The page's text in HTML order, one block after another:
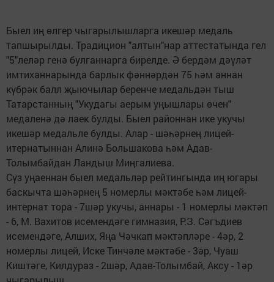
Быел иң өлгер чыгарылышларга икешәр медаль
тапшырылды. Традицион "алтын"нар аттестатында гел
"5"леләр генә булганнарга бирелде. Ә бердәм дәүләт
имтиханнарында барлык фәннәрдән 75 һәм аннан
күбрәк балл җыючылар беренче медальдән тыш
Татарстанның "Укудагы аерым уңышлары өчен"
медаленә дә лаек булды. Быел районнан ике укучы
икешәр медальле булды. Алар - шәһәрнең лицей-
итернатыннан Алинә Большакова һәм Адав-
Толымбайдан Ландыш Миңгалиева.
Сүз уңаеннан быел медальләр рейтингында иң югары
баскычта шәһәрнең 5 номерлы мәктәбе һәм лицей-
интернат тора - 7шәр укучы, аннары - 1 номерлы мәктәп
- 6, М. Вахитов исемендәге гимназия, Р.З. Сәгъдиев
исемендәге, Алших, Яңа Чәчкап мәктәпләре - 4әр, 2
номерлы лицей, Иске Тинчәле мәктәбе - 3әр, Чуаш
Киштәге, Килдураз - 2шәр, Адав-Толымбай, Аксу - 1әр